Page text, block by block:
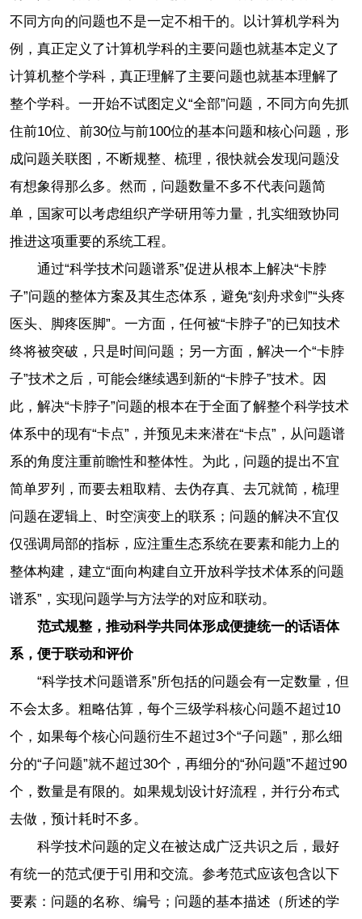
不同方向的问题也不是一定不相干的。以计算机学科为
例，真正定义了计算机学科的主要问题也就基本定义了
计算机整个学科，真正理解了主要问题也就基本理解了
整个学科。一开始不试图定义“全部”问题，不同方向先抓
住前10位、前30位与前100位的基本问题和核心问题，形
成问题关联图，不断规整、梳理，很快就会发现问题没
有想象得那么多。然而，问题数量不多不代表问题简
单，国家可以考虑组织产学研用等力量，扎实细致协同
推进这项重要的系统工程。
通过“科学技术问题谱系”促进从根本上解决“卡脖
子”问题的整体方案及其生态体系，避免“刻舟求剑”“头疼
医头、脚疼医脚”。一方面，任何被“卡脖子”的已知技术
终将被突破，只是时间问题；另一方面，解决一个“卡脖
子”技术之后，可能会继续遇到新的“卡脖子”技术。因
此，解决“卡脖子”问题的根本在于全面了解整个科学技术
体系中的现有“卡点”，并预见未来潜在“卡点”，从问题谱
系的角度注重前瞻性和整体性。为此，问题的提出不宜
简单罗列，而要去粗取精、去伪存真、去冗就简，梳理
问题在逻辑上、时空演变上的联系；问题的解决不宜仅
仅强调局部的指标，应注重生态系统在要素和能力上的
整体构建，建立“面向构建自立开放科学技术体系的问题
谱系”，实现问题学与方法学的对应和联动。
范式规整，推动科学共同体形成便捷统一的话语体
系，便于联动和评价
“科学技术问题谱系”所包括的问题会有一定数量，但
不会太多。粗略估算，每个三级学科核心问题不超过10
个，如果每个核心问题衍生不超过3个“子问题”，那么细
分的“子问题”就不超过30个，再细分的“孙问题”不超过90
个，数量是有限的。如果规划设计好流程，并行分布式
去做，预计耗时不多。
科学技术问题的定义在被达成广泛共识之后，最好
有统一的范式便于引用和交流。参考范式应该包含以下
要素：问题的名称、编号；问题的基本描述（所述的学